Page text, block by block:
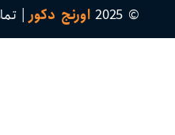
© 2025 اورنج دکور|